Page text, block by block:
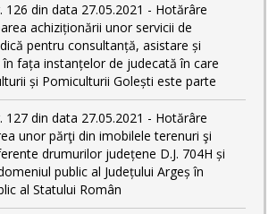
126 din data 27.05.2021 - Hotărâre
achiziționării unor servicii de
pentru consultanță, asistare și
fața instanțelor de judecată în care
și Pomiculturii Golești este parte
127 din data 27.05.2021 - Hotărâre
unor părţi din imobilele terenuri şi
drumurilor județene D.J. 704H și
public al Județului Argeș în
al Statului Român